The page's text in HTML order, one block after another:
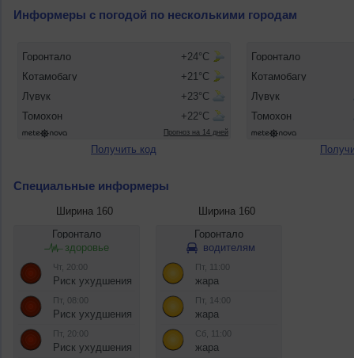
Информеры с погодой по несколькими городам
Получить код
Специальные информеры
Ширина 160 Ширина 160